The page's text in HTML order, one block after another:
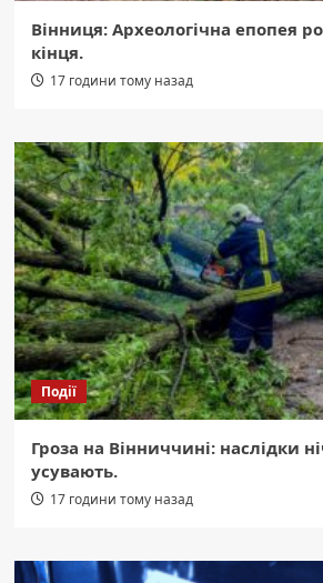
Вінниця: Археологічна епопея
кінця.
17 години тому назад
Події
Гроза на Вінниччині: наслідки
усувають.
17 години тому назад